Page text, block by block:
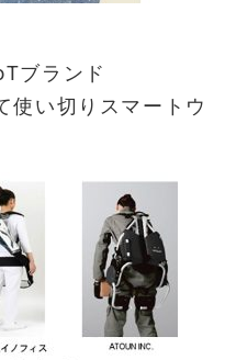
ブランド
使い切りスマートウ